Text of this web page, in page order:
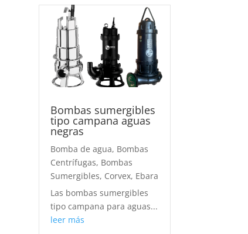
Bombas sumergibles
tipo campana aguas
negras
Bomba de agua, Bombas
Centrífugas, Bombas
Sumergibles, Corvex, Ebara
Las bombas sumergibles
tipo campana para aguas...
leer más